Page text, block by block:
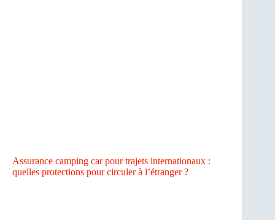
Assurance camping car pour trajets internationaux :
quelles protections pour circuler à l’étranger ?